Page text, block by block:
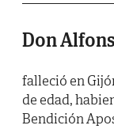
Don
falleció en
de edad,
Bendición